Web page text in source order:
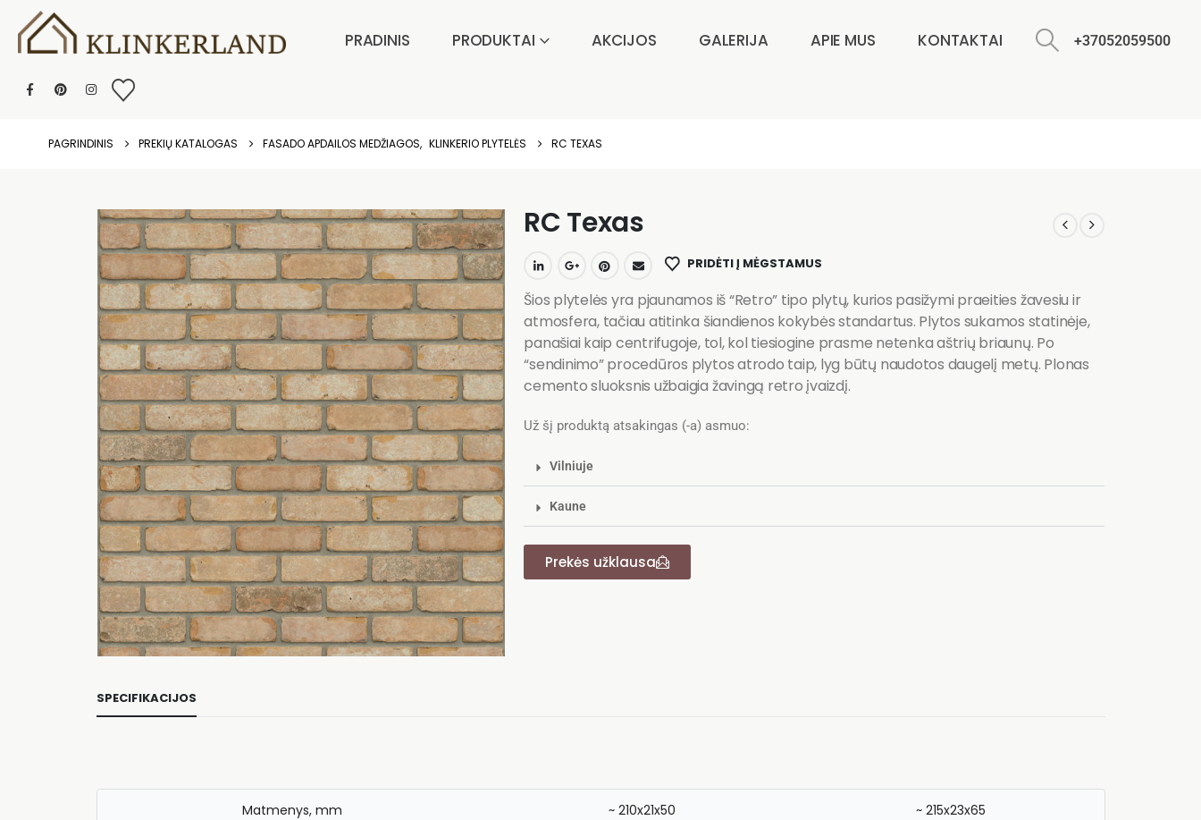
PRADINIS PRODUKTAI AKCIJOS GALERIJA APIE MUS KONTAKTAI +37052059500
PAGRINDINIS PREKIŲ KATALOGAS FASADO APDAILOS MEDŽIAGOS, KLINKERIO PLYTELĖS RC TEXAS
RC Texas
PRIDĖTI Į MĖGSTAMUS
Šios plytelės yra pjaunamos iš “Retro” tipo plytų, kurios pasižymi praeities žavesiu ir
atmosfera, tačiau atitinka šiandienos kokybės standartus. Plytos sukamos statinėje,
panašiai kaip centrifugoje, tol, kol tiesiogine prasme netenka aštrių briaunų. Po
“sendinimo” procedūros plytos atrodo taip, lyg būtų naudotos daugelį metų. Plonas
cemento sluoksnis užbaigia žavingą retro įvaizdį.
Už šį produktą atsakingas (-a) asmuo:
Vilniuje
Kaune
Prekės užklausa
SPECIFIKACIJOS
Matmenys, mm ~ 210x21x50 ~ 215x23x65